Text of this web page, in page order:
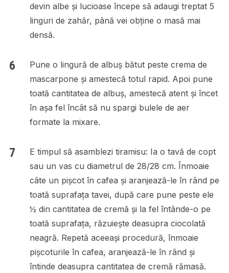
devin albe și lucioase începe să adaugi treptat 5
linguri de zahăr, până vei obține o masă mai
densă.
Pune o lingură de albuș bătut peste crema de
mascarpone și amestecă totul rapid. Apoi pune
toată cantitatea de albuș, amestecă atent și încet
în așa fel încât să nu spargi bulele de aer
formate la mixare.
E timpul să asamblezi tiramisu: Ia o tavă de copt
sau un vas cu diametrul de 28/28 cm. Înmoaie
câte un pișcot în cafea și aranjează-le în rând pe
toată suprafața tavei, după care pune peste ele
½ din cantitatea de cremă și la fel întânde-o pe
toată suprafața, răzuiește deasupra ciocolată
neagră. Repetă aceeași procedură, înmoaie
pișcoturile în cafea, aranjează-le în rând și
întinde deasupra cantitatea de cremă rămasă.